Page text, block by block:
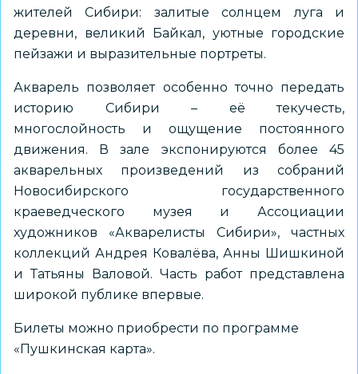
жителей Сибири: залитые солнцем луга и
деревни, великий Байкал, уютные городские
пейзажи и выразительные портреты.
Акварель позволяет особенно точно передать
историю Сибири – её текучесть,
многослойность и ощущение постоянного
движения. В зале экспонируются более 45
акварельных произведений из собраний
Новосибирского государственного
краеведческого музея и Ассоциации
художников «Акварелисты Сибири», частных
коллекций Андрея Ковалёва, Анны Шишкиной
и Татьяны Валовой. Часть работ представлена
широкой публике впервые.
Билеты можно приобрести по программе
«Пушкинская карта».